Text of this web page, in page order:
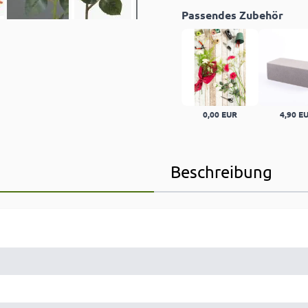
Passendes Zubehör
0,00 EUR 4,90
Beschreibung